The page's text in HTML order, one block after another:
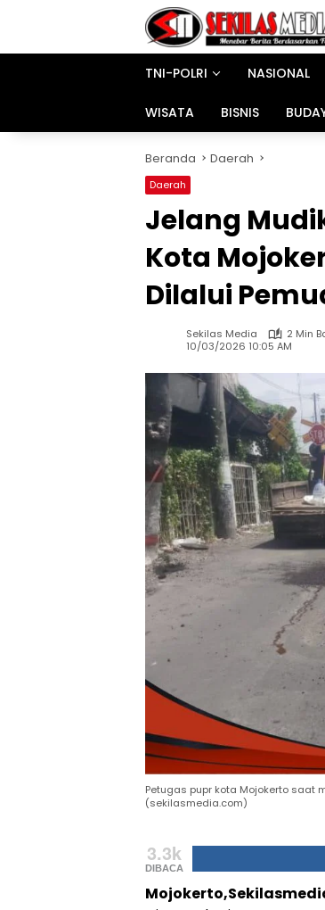
TNI-POLRI
NASIONAL
WISATA BISNIS
Beranda Daerah
Daerah
Jelang
Kota
Dilalui
Sekilas Media
2 Min
10/03/2026 10:05 AM
Petugas pupr kota Mojokerto saat
(sekilasmedia.com)
3.3k
DIBACA